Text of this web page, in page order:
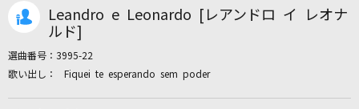
カラオケ店舗検索
Leandro e Leonardo [レアンドロ イ レオナ
ルド]
選曲番号： 3995-22
Fiquei te esperando sem poder